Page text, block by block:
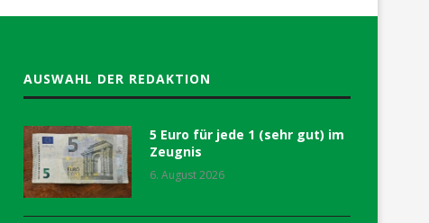
AUSWAHL DER REDAKTION
5 Euro für jede 1 (sehr gut) im
Zeugnis
6. August 2026